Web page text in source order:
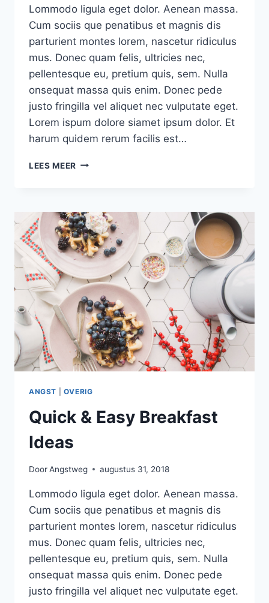
Lommodo ligula eget dolor. Aenean massa.
Cum sociis que penatibus et magnis dis
parturient montes lorem, nascetur ridiculus
mus. Donec quam felis, ultricies nec,
pellentesque eu, pretium quis, sem. Nulla
onsequat massa quis enim. Donec pede
justo fringilla vel aliquet nec vulputate eget.
Lorem ispum dolore siamet ipsum dolor. Et
harum quidem rerum facilis est…
LEES MEER SPRING
TOWN
ANGST OVERIG
Quick & Easy Breakfast
Ideas
DoorAngstweg augustus 31, 2018
Lommodo ligula eget dolor. Aenean massa.
Cum sociis que penatibus et magnis dis
parturient montes lorem, nascetur ridiculus
mus. Donec quam felis, ultricies nec,
pellentesque eu, pretium quis, sem. Nulla
onsequat massa quis enim. Donec pede
justo fringilla vel aliquet nec vulputate eget.